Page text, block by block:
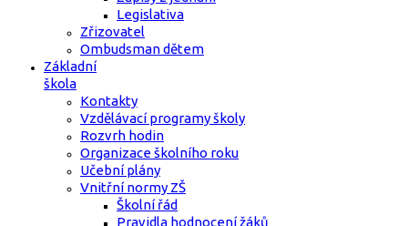
Legislativa
Zřizovatel
Ombudsman dětem
Základní
škola
Kontakty
Vzdělávací programy školy
Rozvrh hodin
Organizace školního roku
Učební plány
Vnitřní normy ZŠ
Školní řád
Pravidla hodnocení žáků